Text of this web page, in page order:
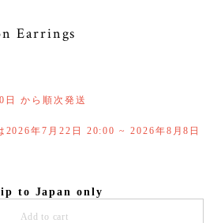
Earrings
日 から順次発送
年7月22日 20:00 ~ 2026年8月8日
to Japan only
Add to cart